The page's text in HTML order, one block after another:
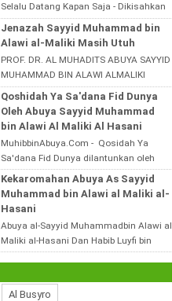
Selalu Datang Kapan Saja - Dikisahkan
dari salah satu santri beliau yang
tinggal dijawa timur,bahwas...
Jenazah Sayyid Muhammad bin
Alawi al-Maliki Masih Utuh
PROF. DR. AL MUHADITS ABUYA SAYYID
MUHAMMAD BIN ALAWI ALMALIKI
ALHASANI MuhibbinAbuya.Com -
Jenazah Sayyid Muhammad bin Alawi
al-Malik...
Qoshidah Ya Sa'dana Fid Dunya
Oleh Abuya Sayyid Muhammad
bin Alawi Al Maliki Al Hasani
MuhibbinAbuya.Com - Qosidah Ya
Sa'dana Fid Dunya dilantunkan oleh
Abuya As Sayyid Muhammad Alawi Al
Maliki Al Hasani ra. Qoshidah beri...
Kekaromahan Abuya As Sayyid
Muhammad bin Alawi al Maliki al-
Hasani
Abuya al-Sayyid Muhammadbin Alawi al
Maliki al-Hasani Dan Habib Luyfi bin
Yahya pekalongan MuhibbinAbuya.Com
Al Busyro